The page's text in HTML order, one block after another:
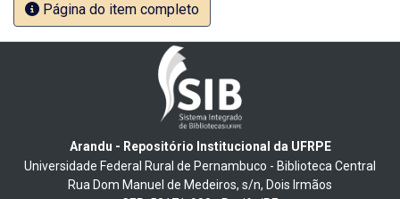
Página do item completo
Arandu - Repositório Institucional da UFRPE
Universidade Federal Rural de Pernambuco - Biblioteca Central
Rua Dom Manuel de Medeiros, s/n, Dois Irmãos